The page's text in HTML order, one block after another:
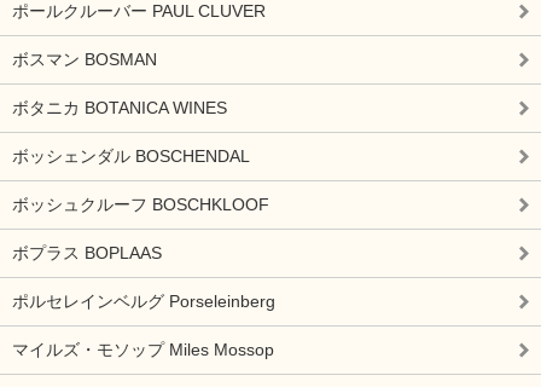
ポールクルーバー PAUL CLUVER
ボスマン BOSMAN
ボタニカ BOTANICA WINES
ボッシェンダル BOSCHENDAL
ボッシュクルーフ BOSCHKLOOF
ボプラス BOPLAAS
ポルセレインベルグ Porseleinberg
マイルズ・モソップ Miles Mossop